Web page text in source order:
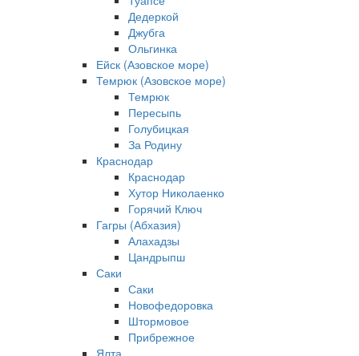
Дедеркой
Джубга
Ольгинка
Ейск (Азовское море)
Темрюк (Азовское море)
Темрюк
Пересыпь
Голубицкая
За Родину
Краснодар
Краснодар
Хутор Николаенко
Горячий Ключ
Гагры (Абхазия)
Алахадзы
Цандрыпш
Саки
Саки
Новофедоровка
Штормовое
Прибрежное
Ялта